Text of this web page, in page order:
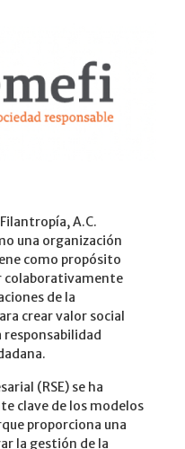
A.C.
una organización
como propósito
colaborativamente
de la
crear valor social
(RSE) se ha
clave de los modelos
proporciona una
la gestión de la